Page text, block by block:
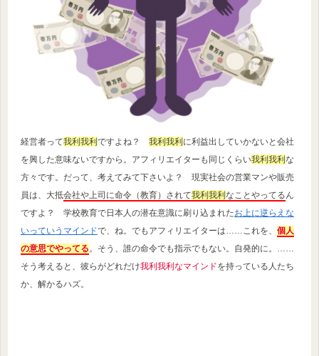
経営者って我利我利ですよね？ 我利我利に利益出していかないと会社
を興した意味ないですから。アフィリエイターも同じくらい我利我利な
方々です。だって、考えてみて下さいよ？ 現実社会の営業マンや販売
員は、大抵会社や上司に命令（教育）されて我利我利なことやってる ん
ですよ？ 学校教育で日本人の潜在意識に刷り込まれたお上に逆らえな
いっていうマインドで、ね。でもアフィリエイターは……これを、 個人
の意思でやってる 。そう、誰の命令でも指示でもない。自発的に。……
そう考えると、彼らがどれだけ我利我利なマインドを持っている人たち
か、解かるハズ。